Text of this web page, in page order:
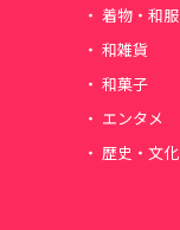
着物・和服
和雑貨
和菓子
エンタメ
歴史・文化